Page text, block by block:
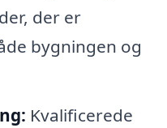
der er
bygningen og
Kvalificerede